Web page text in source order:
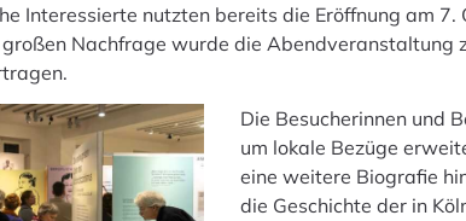
Interessierte nutzten bereits die Eröffnung am 7.
Nachfrage wurde die Abendveranstaltung
Die Besucherinnen und
um lokale Bezüge
eine weitere Biografie
die Geschichte der in